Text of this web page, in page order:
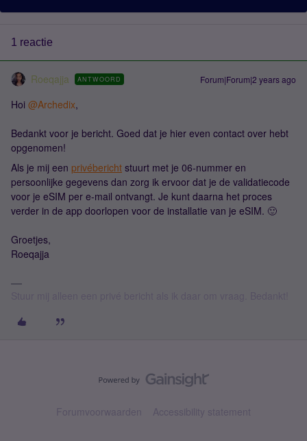
1 reactie
Roeqajja ANTWOORD Forum|Forum|2 years ago
Hoi @Archedix,
Bedankt voor je bericht. Goed dat je hier even contact over hebt
opgenomen!
Als je mij een privébericht stuurt met je 06-nummer en
persoonlijke gegevens dan zorg ik ervoor dat je de validatiecode
voor je eSIM per e-mail ontvangt. Je kunt daarna het proces
verder in de app doorlopen voor de installatie van je eSIM. 🙂
Groetjes,
Roeqajja
Forumvoorwaarden Accessibility statement